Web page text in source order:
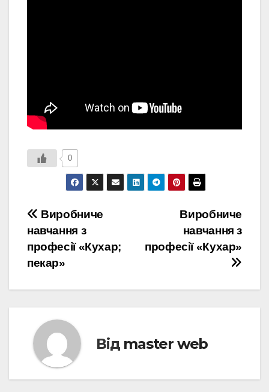
0
Навігація
записів
Виробниче
навчання з
професії «Кухар»
Виробниче
навчання з
професії «Кухар;
пекар»
Від master web